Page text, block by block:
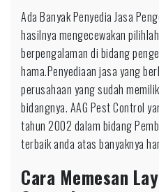
Ada Banyak Penyedia Jasa
hasilnya mengecewakan
berpengalaman di bidang
hama.Penyediaan jasa yang
perusahaan yang sudah
bidangnya. AAG Pest Control
tahun 2002 dalam bidang
terbaik anda atas banyaknya
Cara Memesan